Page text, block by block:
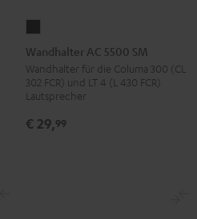
AC
5500
SM
Schwarz
Wandhalter AC 5500 SM
Wandhalter für die Columa 300 (CL
302 FCR) und LT 4 (L 430 FCR)
Lautsprecher
€ 29,99